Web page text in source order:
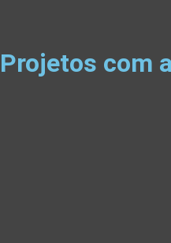
Projetos com